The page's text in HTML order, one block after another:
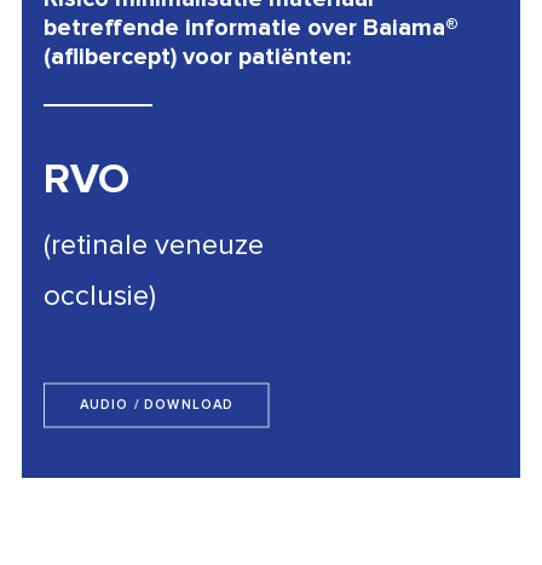
betreffende informatie over Baiama®
(aflibercept) voor patiënten:
RVO
(retinale veneuze
occlusie)
AUDIO / DOWNLOAD